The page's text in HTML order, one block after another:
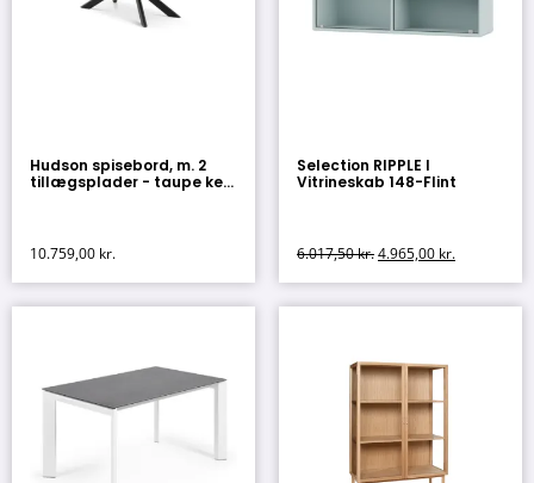
Hudson spisebord, m. 2
tillægsplader - taupe ke...
10.759,00 kr.
Selection RIPPLE I
Vitrineskab 148-Flint
6.017,50kr.4.965,00 kr.